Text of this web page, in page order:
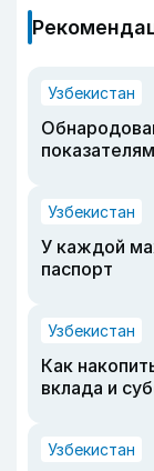
Узбекистан
Узбекистан
У каждой
паспорт
Узбекистан
Как
вклада и
Узбекистан